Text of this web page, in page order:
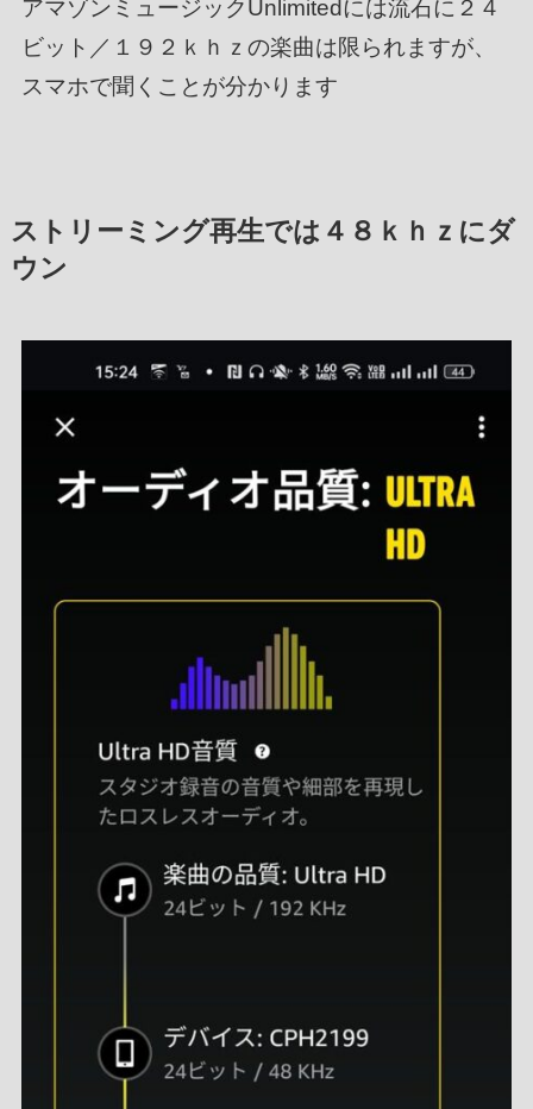
アマゾンミュージックUnlimitedには流石に２４
ビット／１９２ｋｈｚの楽曲は限られますが、
スマホで聞くことが分かります
ストリーミング再生では４８ｋｈｚにダ
ウン